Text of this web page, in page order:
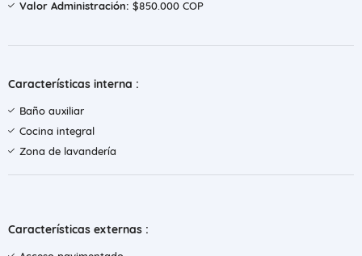
Valor Administración: $850.000 COP
Características interna :
Baño auxiliar
Cocina integral
Zona de lavandería
Características externas :